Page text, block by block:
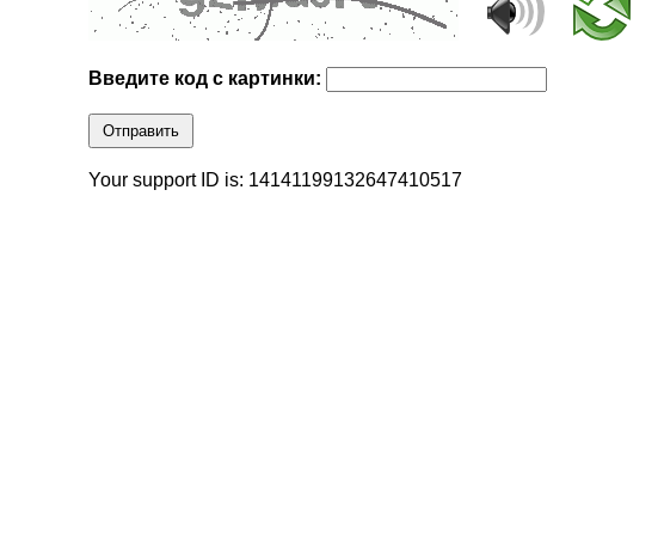
Введите код с картинки:
Отправить
Your support ID is: 14141199132647410517